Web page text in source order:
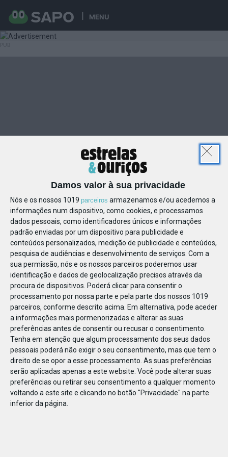
MENU
Damos valor à sua privacidade
Nós e os nossos 1019 parceiros armazenamos e/ou acedemos a
informações num dispositivo, como cookies, e processamos
dados pessoais, como identificadores únicos e informações
padrão enviadas por um dispositivo para publicidade e
conteúdos personalizados, medição de publicidade e conteúdos,
pesquisa de audiências e desenvolvimento de serviços. Com a
sua permissão, nós e os nossos parceiros poderemos usar
identificação e dados de geolocalização precisos através da
procura de dispositivos. Poderá clicar para consentir o
processamento por nossa parte e pela parte dos nossos 1019
parceiros, conforme descrito acima. Em alternativa, pode aceder
a informações mais pormenorizadas e alterar as suas
preferências antes de consentir ou recusar o consentimento.
Tenha em atenção que algum processamento dos seus dados
pessoais poderá não exigir o seu consentimento, mas que tem o
direito de se opor a esse processamento. As suas preferências
serão aplicadas apenas a este website. Você pode alterar suas
preferências ou retirar seu consentimento a qualquer momento
voltando a este site e clicando no botão "Privacidade" na parte
inferior da página.
790761842758869